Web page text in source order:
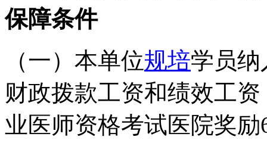
保障条件
（一）本单位规培学员
财政拨款工资和绩效工
业医师资格考试医院奖